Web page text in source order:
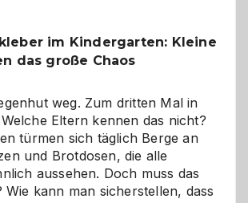
ist
eine
die
richtige
Wahl?
im Kindergarten: Kleine
das große Chaos
weg. Zum dritten Mal in
Eltern kennen das nicht?
türmen sich täglich Berge an
und Brotdosen, die alle
aussehen. Doch muss das
Wie kann man sicherstellen, dass